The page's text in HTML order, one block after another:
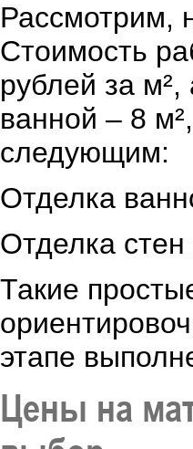
Рассмотрим,
Стоимость
рублей за
ванной – 8
следующим:
Отделка
Отделка
Такие
этапе
Цены на